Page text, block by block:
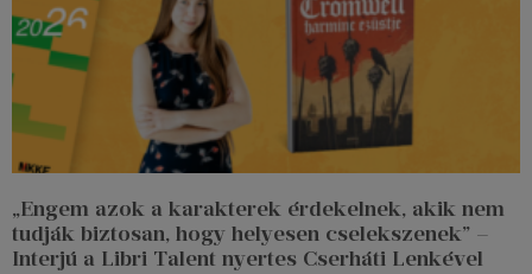
„Engem azok a karakterek érdekelnek, akik nem
tudják biztosan, hogy helyesen cselekszenek” –
Interjú a Libri Talent nyertes Cserháti Lenkével